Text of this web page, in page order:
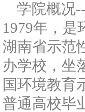
学院概况
1979年，是
湖南省示范
办学校，坐
国环境教育
普通高校毕